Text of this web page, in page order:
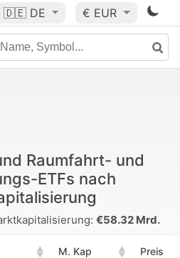
🇩🇪 DE € EUR
Raumfahrt- und
ETFs nach
€58.32 Mrd.
M. Kap Preis